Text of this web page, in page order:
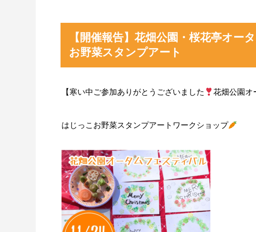
【開催報告】花畑公園・桜花亭オー
お野菜スタンプアート
⁡【寒い中ご参加ありがとうございました 花畑公園オ
はじっこお野菜スタンプアートワークショップ